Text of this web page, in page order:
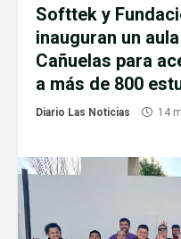
Softtek y
inauguran un
Cañuelas para
a más de 800
Diario Las Noticias 14